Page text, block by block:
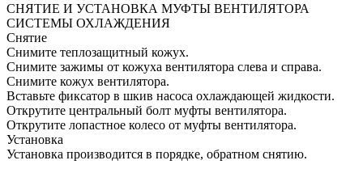
СНЯТИЕ И УСТАНОВКА МУФТЫ ВЕНТИЛЯТОРА
СИСТЕМЫ ОХЛАЖДЕНИЯ
Снятие
Снимите теплозащитный кожух.
Снимите зажимы от кожуха вентилятора слева и справа.
Снимите кожух вентилятора.
Вставьте фиксатор в шкив насоса охлаждающей жидкости.
Открутите центральный болт муфты вентилятора.
Открутите лопастное колесо от муфты вентилятора.
Установка
Установка производится в порядке, обратном снятию.